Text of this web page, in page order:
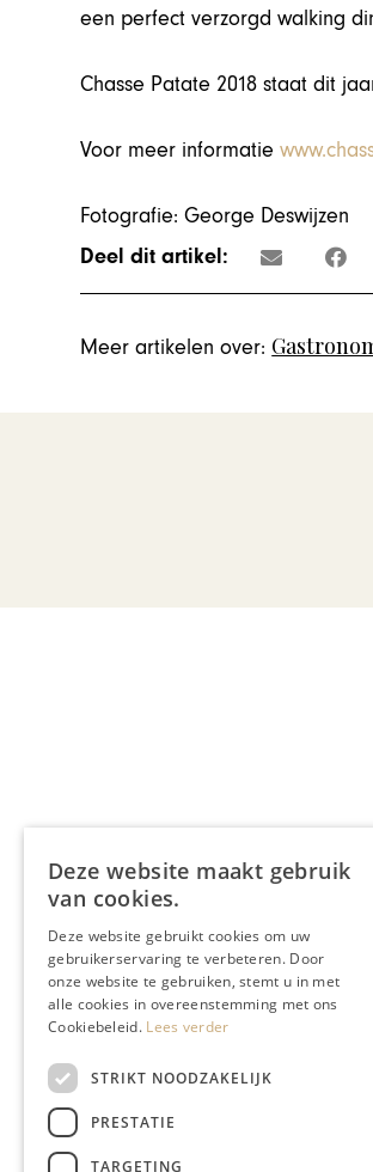
een perfect verzorgd walking
Chasse Patate 2018 staat dit
Voor meer informatie
Fotografie: George Deswijzen
Deel dit artikel:
Meer artikelen over:
Gerelateerd
Deze website maakt gebruik
van cookies.
Deze website gebruikt cookies om uw
gebruikerservaring te verbeteren. Door
onze website te gebruiken, stemt u in met
alle cookies in overeenstemming met ons
Cookiebeleid. Lees verder
STRIKT NOODZAKELIJK
PRESTATIE
TARGETING